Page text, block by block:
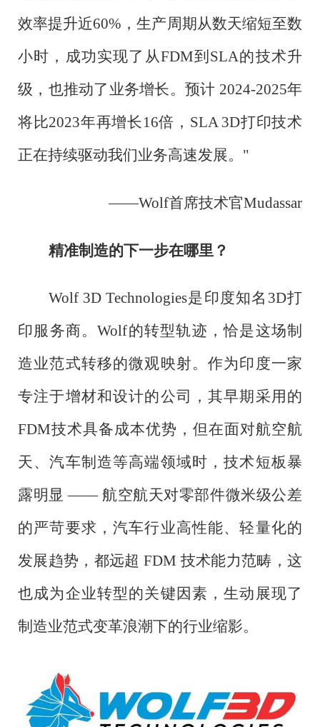
效率提升近60%，生产周期从数天缩短至数
小时，成功实现了从FDM到SLA的技术升
级，也推动了业务增长。预计 2024-2025年
将比2023年再增长16倍，SLA 3D打印技术
正在持续驱动我们业务高速发展。"
——Wolf首席技术官Mudassar
精准制造的下一步在哪里？
Wolf 3D Technologies是印度知名3D打
印服务商。Wolf的转型轨迹，恰是这场制
造业范式转移的微观映射。作为印度一家
专注于增材和设计的公司，其早期采用的
FDM技术具备成本优势，但在面对航空航
天、汽车制造等高端领域时，技术短板暴
露明显 —— 航空航天对零部件微米级公差
的严苛要求，汽车行业高性能、轻量化的
发展趋势，都远超 FDM 技术能力范畴，这
也成为企业转型的关键因素，生动展现了
制造业范式变革浪潮下的行业缩影。